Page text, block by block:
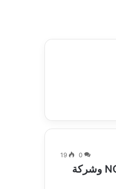
0
19
رسالة مارك لى الأخيرة بعد خروجة من فرقة NCT Dream و NCT 127 وشركة